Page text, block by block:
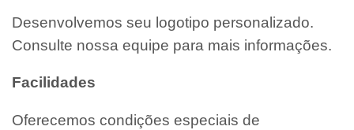
Desenvolvemos seu logotipo personalizado.
Consulte nossa equipe para mais informações.
Facilidades
Oferecemos condições especiais de